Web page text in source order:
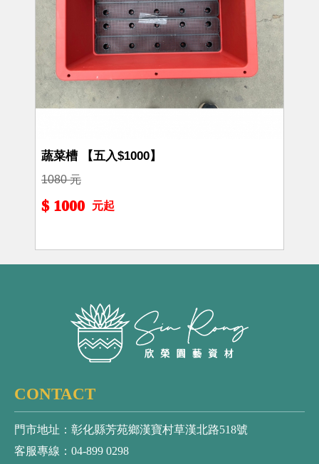
蔬菜槽 【五入$1000】
1080 元
$ 1000 元起
CONTACT
門市地址：彰化縣芳苑鄉漢寶村草漢北路518號
客服專線：04-899 0298